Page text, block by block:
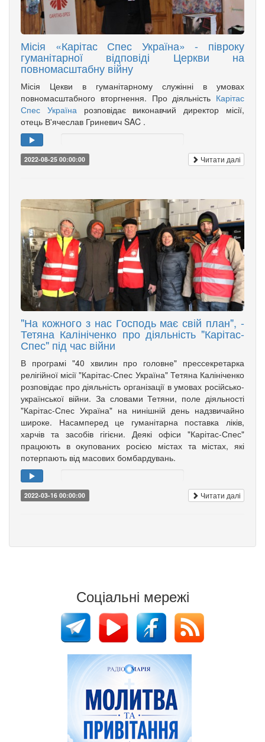
Місія «Карітас Спес Україна» - півроку
гуманітарної відповіді Церкви на
повномасштабну війну
Місія Цекви в гуманітарному служінні в умовах
повномасштабного вторгнення. Про діяльність Карітас
Спес Україна розповідає виконавчий директор місії,
отець В'ячеслав Гриневич SAC .
2022-08-25 00:00:00 Читати далі
"На кожного з нас Господь має свій план", -
Тетяна Калініченко про діяльність "Карітас-
Спес" під час війни
В програмі "40 хвилин про головне" прессекретарка
релігійної місії "Карітас-Спес Україна" Тетяна Калініченко
розповідає про діяльність організації в умовах російсько-
української війни. За словами Тетяни, поле діяльності
"Карітас-Спес Україна" на нинішній день надзвичайно
широке. Насамперед це гуманітарна поставка ліків,
харчів та засобів гігієни. Деякі офіси "Карітас-Спес"
працюють в окупованих росією містах та містах, які
потерпають від масових бомбардувань.
2022-03-16 00:00:00 Читати далі
Соціальні мережі